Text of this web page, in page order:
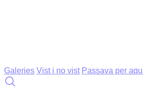
Galeries Vist i no vist Passava per